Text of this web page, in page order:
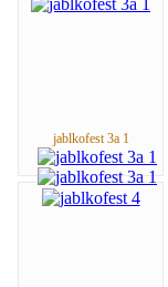
jablkofest 3a 1